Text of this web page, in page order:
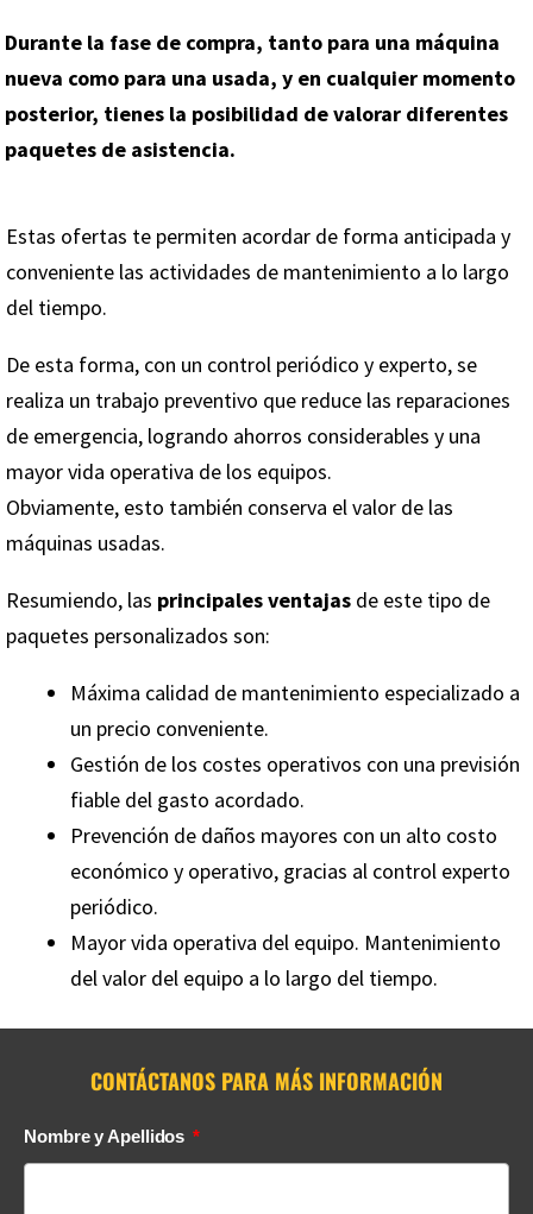
Durante la fase de compra, tanto para una máquina
nueva como para una usada, y en cualquier momento
posterior, tienes la posibilidad de valorar diferentes
paquetes de asistencia.
Estas ofertas te permiten acordar de forma anticipada y
conveniente las actividades de mantenimiento a lo largo
del tiempo.
De esta forma, con un control periódico y experto, se
realiza un trabajo preventivo que reduce las reparaciones
de emergencia, logrando ahorros considerables y una
mayor vida operativa de los equipos.
Obviamente, esto también conserva el valor de las
máquinas usadas.
Resumiendo, las principales ventajas de este tipo de
paquetes personalizados son:
Máxima calidad de mantenimiento especializado a
un precio conveniente.
Gestión de los costes operativos con una previsión
fiable del gasto acordado.
Prevención de daños mayores con un alto costo
económico y operativo, gracias al control experto
periódico.
Mayor vida operativa del equipo. Mantenimiento
del valor del equipo a lo largo del tiempo.
CONTÁCTANOS PARA MÁS INFORMACIÓN
Nombre y Apellidos